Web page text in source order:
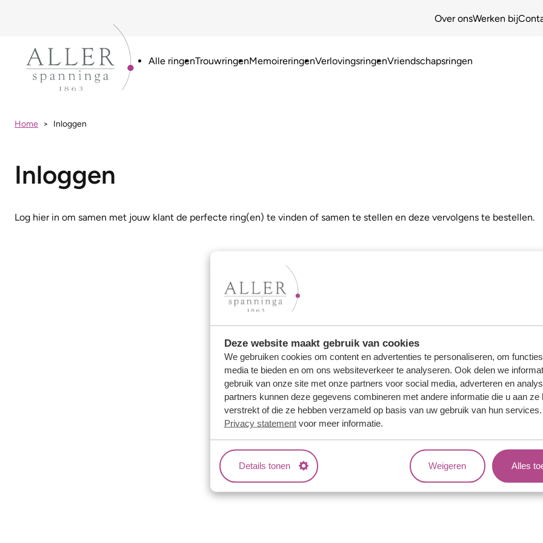
Deze website maakt gebruik van cookies
We gebruiken cookies om content en advertenties te personaliseren, om
media te bieden en om ons websiteverkeer te analyseren. Ook delen we
gebruik van onze site met onze partners voor social media, adverteren en
partners kunnen deze gegevens combineren met andere informatie die u aan ze
verstrekt of die ze hebben verzameld op basis van uw gebruik van hun
Privacy statementvoor meer informatie.
Details tonen Weigeren Alles
Over onsWerken bij
Alle ringenTrouwringenMemoireringenVerlovingsringenVriendschapsringen
Home Inloggen
Inloggen
Log hier in om samen met jouw klant de perfecte ring(en) te vinden of samen te stellen en deze vervolgens te bestellen.
Gebruikersnaam:
Inloggen
Nog geen gebruikersnaam en wachtwoord ontvangen? Vraaghier je